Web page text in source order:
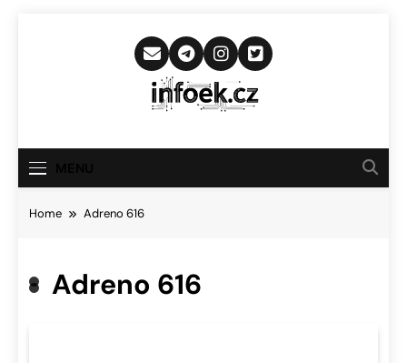
Infoek.cz
Novinkám
Home Adreno 616
Adreno 616